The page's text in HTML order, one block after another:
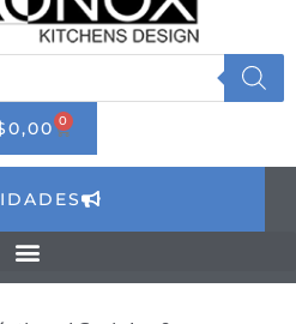
0,00 0 CART